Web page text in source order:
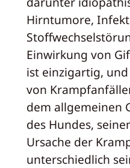
Hirntumore,
Einwirkung von
ist einzigartig,
von
dem allgemeinen
des Hundes,
Ursache der
unterschiedlich